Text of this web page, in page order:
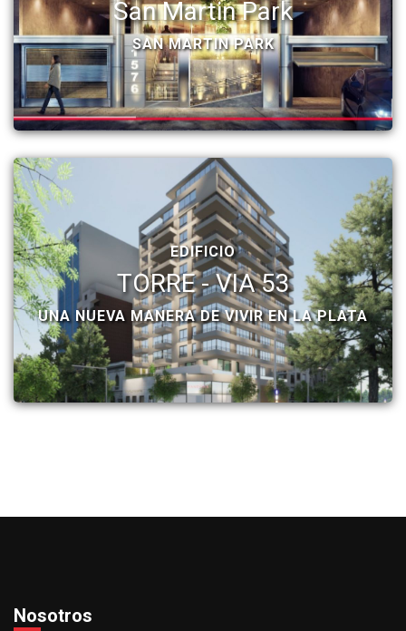
San Martin Park
SAN MARTIN PARK
EDIFICIO
TORRE - VIA 53
UNA NUEVA MANERA DE VIVIR EN LA PLATA
Nosotros